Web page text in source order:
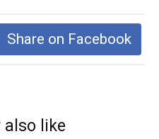
Share on Facebook
also like